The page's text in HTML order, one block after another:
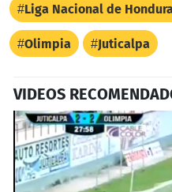
Liga Nacional de
Olimpia Juticalpa
VIDEOS